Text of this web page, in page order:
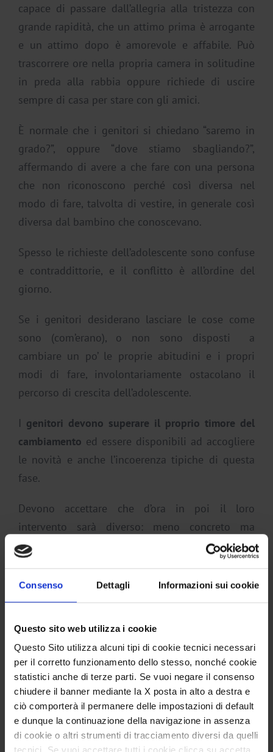
Consenso Dettagli Informazioni sui cookie
Questo sito web utilizza i cookie
Questo Sito utilizza alcuni tipi di cookie tecnici necessari
per il corretto funzionamento dello stesso, nonché cookie
statistici anche di terze parti. Se vuoi negare il consenso
chiudere il banner mediante la X posta in alto a destra e
ciò comporterà il permanere delle impostazioni di default
e dunque la continuazione della navigazione in assenza
di cookie o altri strumenti di tracciamento diversi da quelli
tecnici. Se vuoi accettare tutti i cookie clicca su accetta
capace di passare dall’allegria alla tristezza con
grande rapidità, che un attimo prima è arrogante
e un attimo dopo è amorevole e affabile. Può
trascorrere ore nella propria camera in solitudine
in preda alla rabbia oppure richiede di uscire
sempre di casa per stare con gli amici.
È normale che i genitori si chiedano “saremo in
grado?”, oppure “dove stiamo sbagliando?”,
affermando di avere a che fare con una persona
che non riconoscono perché così diversa nel
modo di fare, talvolta di vestire, in generale così
diversa dal bambino che conoscevano.
Spesso le richieste dell’adolescente sono confuse
e contraddittorie, e il conflitto è all’ordine del
giorno.
Se i genitori desiderano lasciare le cose come
sono (com’erano), o non sono disposti a
cambiare un po’ le proprie abitudini e i propri
modi di fare, involontariamente ostacolano il
percorso di crescita dell’adolescente.
I genitori devono superare il proprio timore del
cambiamento ed essere disponibili ad accogliere
le novità e anche l’incoerenza tipiche di questa
fase.
Devono accettare che d’ora in poi il loro
intervento sarà diverso: meno concreto ma
ugualmente presente offrendo il loro sostegno
Devono provare ad avvicinarsi ai nuovi interessi
propri, superando la ritrosia che spesso nasconde
solo la paura di essere da loro rifiutati.
È possibile dare dei limiti all’adolescente?
Non solo è possibile, è anche necessario.